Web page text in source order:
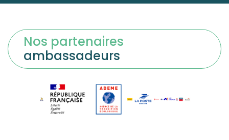
Nos partenaires
ambassadeurs